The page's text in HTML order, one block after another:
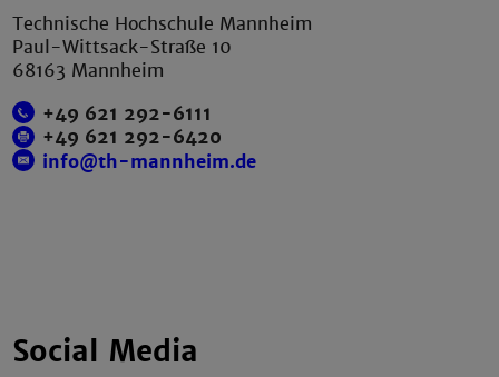
Technische Hochschule Mannheim
Paul-Wittsack-Straße 10
68163 Mannheim
+49 621 292-6111
+49 621 292-6420
info@th-mannheim.de
Social Media